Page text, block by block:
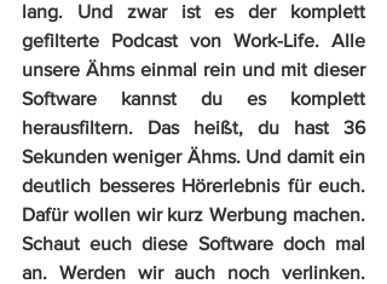
lang. Und zwar ist es der komplett
gefilterte Podcast von Work-Life. Alle
unsere Ähms einmal rein und mit dieser
Software kannst du es komplett
herausfiltern. Das heißt, du hast 36
Sekunden weniger Ähms. Und damit ein
deutlich besseres Hörerlebnis für euch.
Dafür wollen wir kurz Werbung machen.
Schaut euch diese Software doch mal
an. Werden wir auch noch verlinken.